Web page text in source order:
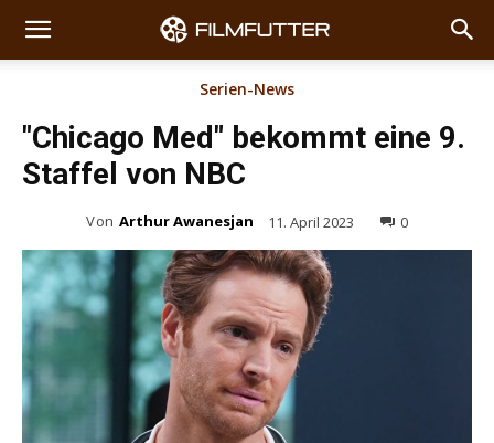
Serien-News
"Chicago Med" bekommt eine 9.
Staffel von NBC
Von Arthur Awanesjan 11. April 2023 0